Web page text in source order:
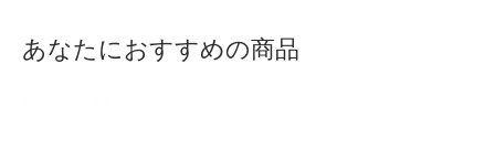
あなたにおすすめの商品